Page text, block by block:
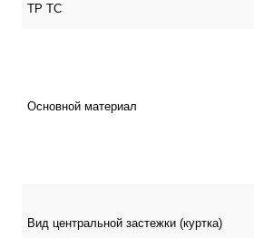
ТР ТС
Основной материал
Вид центральной застежки (куртка)